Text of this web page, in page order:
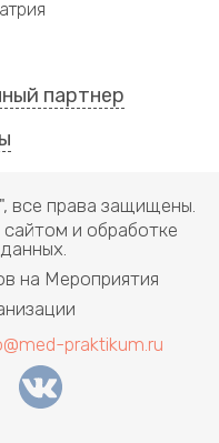
партнер
права защищены.
и обработке
на Мероприятия
praktikum.ru